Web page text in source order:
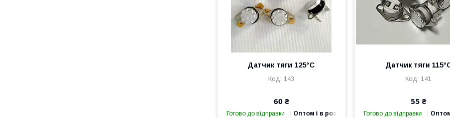
Датчик тяги 125°С
143
60 ₴
Готово до відправки Оптом і в роздріб
Датчик тяги
141
55 ₴
Готово до відправки Оптом